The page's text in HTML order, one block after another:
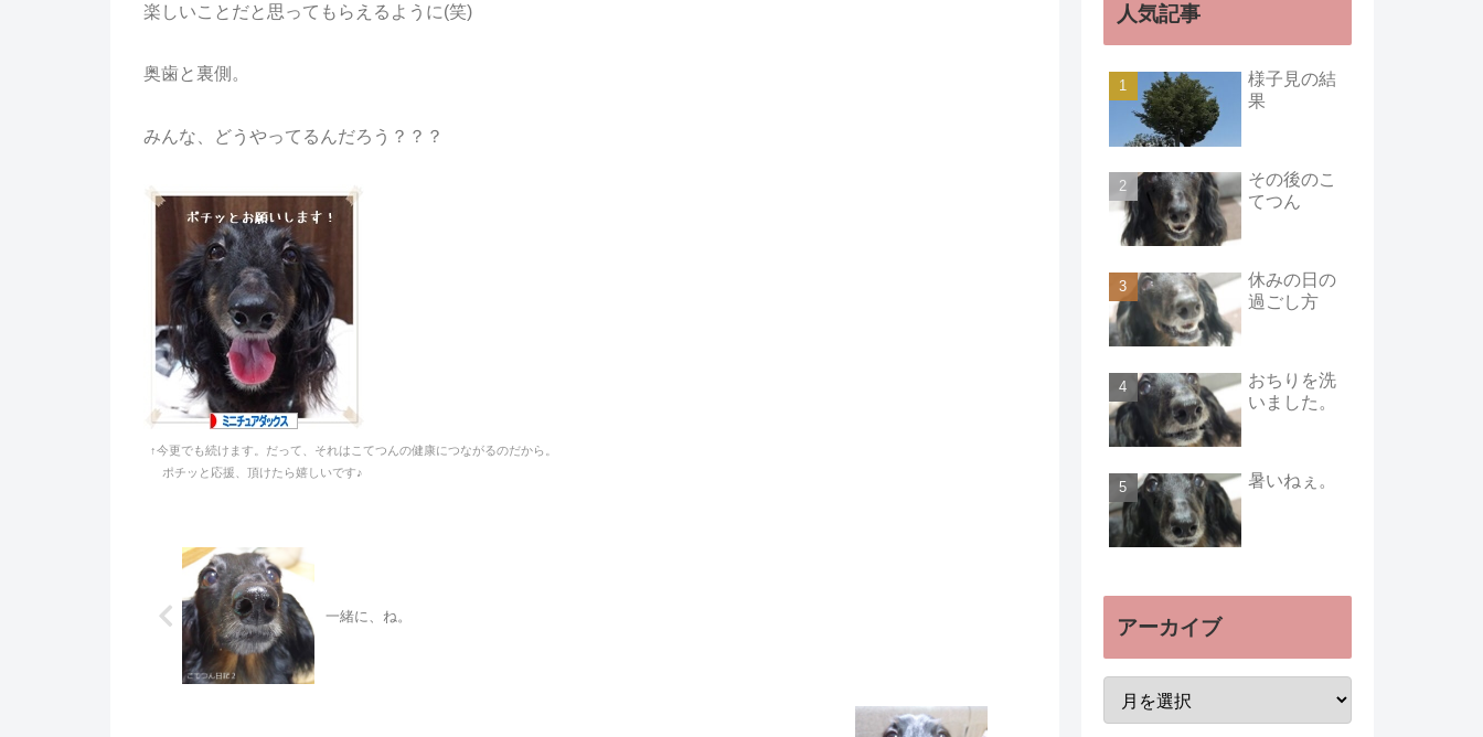
楽しいことだと思ってもらえるように(笑)
奥歯と裏側。
みんな、どうやってるんだろう？？？
↑今更でも続けます。だって、それはこてつんの健康につながるのだから。
ポチッと応援、頂けたら嬉しいです♪
一緒に、ね。
人気記事
様子見の結
果
その後のこ
てつん
休みの日の
過ごし方
おちりを洗
いました。
暑いねぇ。
アーカイブ